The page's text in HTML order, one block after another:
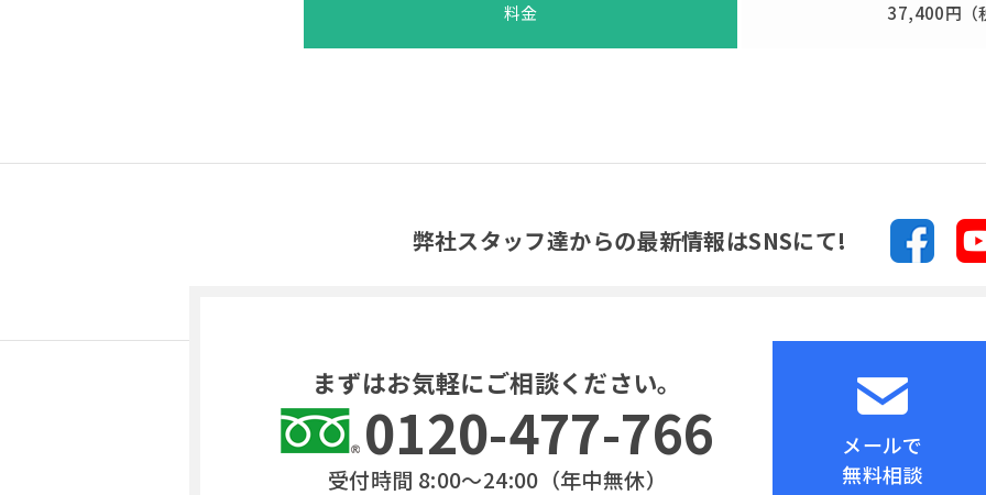
料金 37,400円（
弊社スタッフ達からの最新情報はSNSにて!
まずはお気軽にご相談ください。
0120-477-766
受付時間 8:00〜24:00（年中無休）
メールで
無料相談